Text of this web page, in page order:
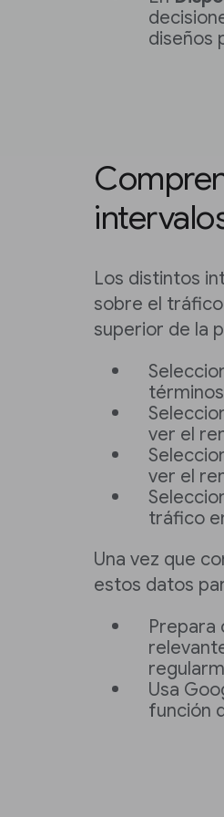
diseños
Los distintos
sobre el
superior de la
ver el
ver el
tráfico
Una vez que
estos datos
Prepara
Usa
función